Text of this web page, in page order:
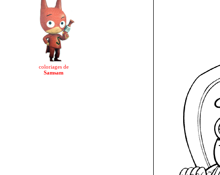
coloriages de
Samsam